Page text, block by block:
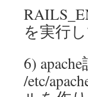
を実行
6)
/etc/